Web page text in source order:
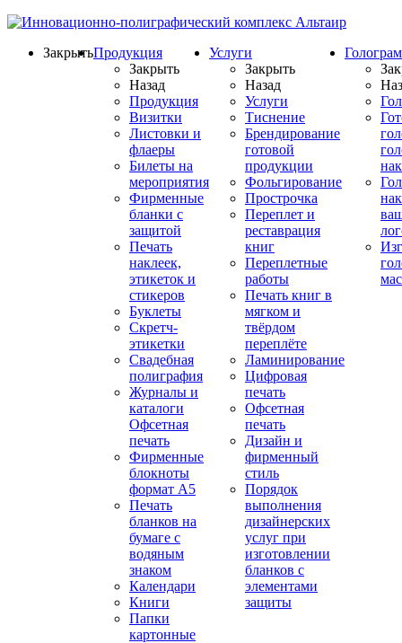
ЗакрытьПродукция
Закрыть
Назад
Продукция
Визитки
Листовки и
флаеры
Билеты на
мероприятия
Фирменные
бланки с
защитой
Печать
наклеек,
этикеток и
стикеров
Буклеты
Скретч-
этикетки
Свадебная
полиграфия
Журналы и
каталоги
Офсетная
печать
Фирменные
блокноты
формат А5
Печать
бланков на
бумаге с
водяным
знаком
Календари
Книги
Папки
картонные
Услуги
Закрыть
Назад
Услуги
Тиснение
Брендирование
готовой
продукции
Фольгирование
Прострочка
Переплет и
реставрация
книг
Переплетные
работы
Печать книг в
мягком и
твёрдом
переплёте
Ламинирование
Цифровая
печать
Офсетная
печать
Дизайн и
фирменный
стиль
Порядок
выполнения
дизайнерских
услуг при
изготовлении
бланков с
элементами
защиты